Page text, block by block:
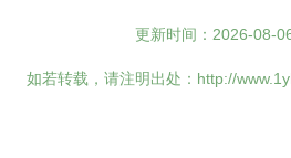
更新时间：2026-08-
如若转载，请注明出处：http://